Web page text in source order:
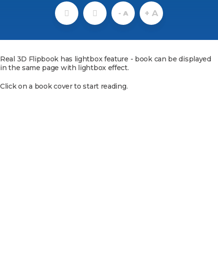
- A + A
Real 3D Flipbook has lightbox feature - book can be displayed
in the same page with lightbox effect.
Click on a book cover to start reading.